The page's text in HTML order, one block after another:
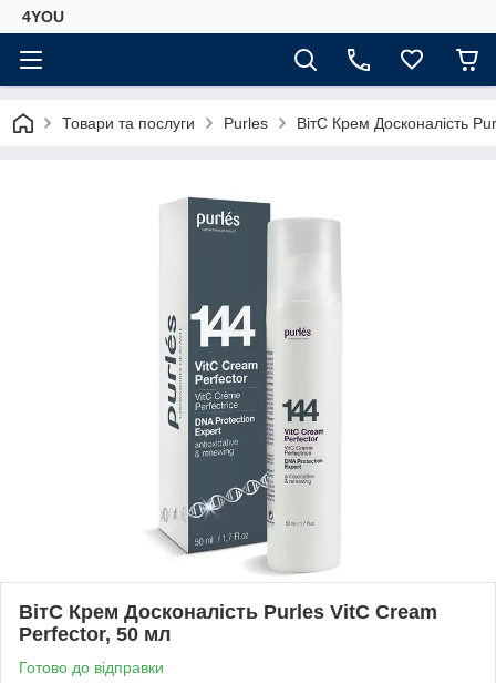
4YOU
Товари та послуги Purles ВітС Крем Досконалість
ВітС Крем Досконалість Purles VitC Cream
Perfector, 50 мл
Готово до відправки